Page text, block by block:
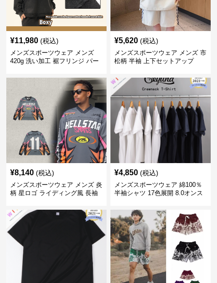
¥11,980 (税込)
メンズスポーツウェア メンズ
420g 洗い加工 裾フリンジ パー
¥5,620 (税込)
メンズスポーツウェア メンズ 市
松柄 半袖 上下セットアップ
¥8,140 (税込)
メンズスポーツウェア メンズ 炎
柄 星ロゴ ライディング風 長袖
¥4,850 (税込)
メンズスポーツウェア 綿100％
半袖シャツ 17色展開 8.0オンス